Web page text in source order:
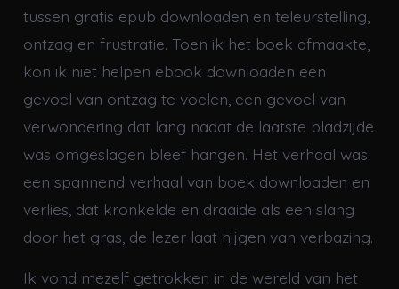
tussen gratis epub downloaden en teleurstelling,
ontzag en frustratie. Toen ik het boek afmaakte,
kon ik niet helpen ebook downloaden een
gevoel van ontzag te voelen, een gevoel van
verwondering dat lang nadat de laatste bladzijde
was omgeslagen bleef hangen. Het verhaal was
een spannend verhaal van boek downloaden en
verlies, dat kronkelde en draaide als een slang
door het gras, de lezer laat hijgen van verbazing.
Ik vond mezelf getrokken in de wereld van het